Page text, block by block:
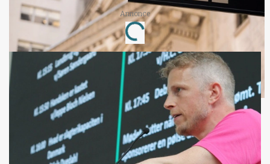
Annonce
Loading...